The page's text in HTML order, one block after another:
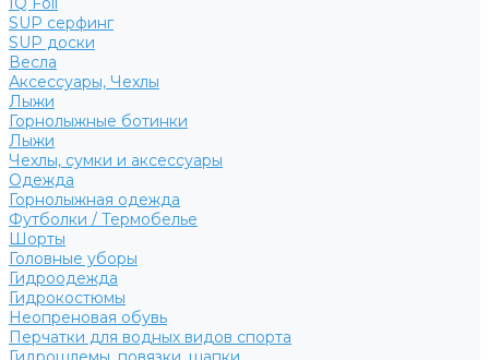
SUP серфинг
SUP доски
Весла
Аксессуары, Чехлы
Лыжи
Горнолыжные ботинки
Лыжи
Чехлы, сумки и аксессуары
Одежда
Горнолыжная одежда
Футболки / Термобелье
Шорты
Головные уборы
Гидроодежда
Гидрокостюмы
Неопреновая обувь
Перчатки для водных видов спорта